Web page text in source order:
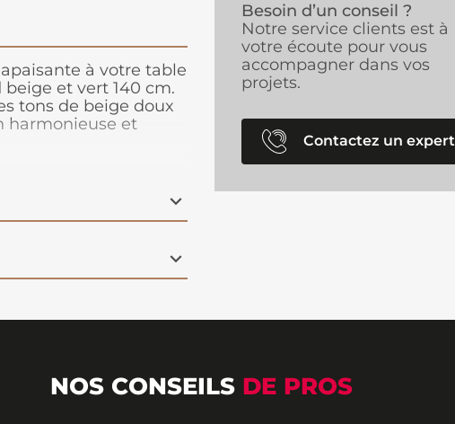
à votre table
beige et vert 140 cm.
tons de beige doux
harmonieuse et
cette
grâce à sa
de 140 cm, elle
avec cette
Besoin d’un conseil ?
Notre service clients est à
votre écoute pour vous
accompagner dans vos
projets.
Contactez un expert
NOS CONSEILS DE PROS